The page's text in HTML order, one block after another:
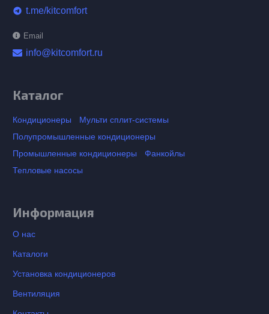
telegram t.me/kitcomfort
Email
info@kitcomfort.ru
Каталог
Кондиционеры
Мульти сплит-системы
Полупромышленные кондиционеры
Промышленные кондиционеры
Фанкойлы
Тепловые насосы
Информация
О нас
Каталоги
Установка кондиционеров
Вентиляция